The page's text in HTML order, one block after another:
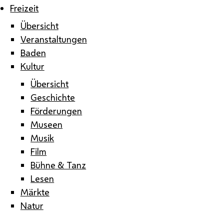
Freizeit
Übersicht
Veranstaltungen
Baden
Kultur
Übersicht
Geschichte
Förderungen
Museen
Musik
Film
Bühne & Tanz
Lesen
Märkte
Natur